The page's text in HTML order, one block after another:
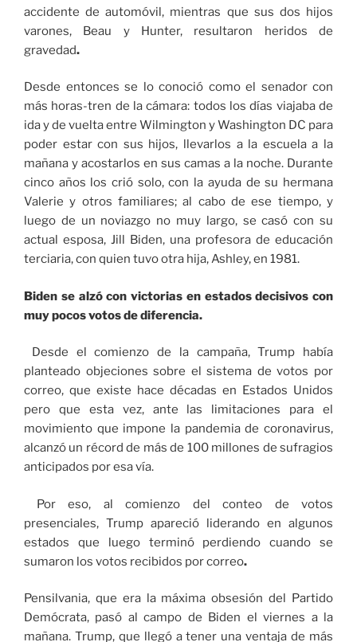
accidente de automóvil, mientras que sus dos hijos
varones, Beau y Hunter, resultaron heridos de
gravedad.
Desde entonces se lo conoció como el senador con
más horas-tren de la cámara: todos los días viajaba de
ida y de vuelta entre Wilmington y Washington DC para
poder estar con sus hijos, llevarlos a la escuela a la
mañana y acostarlos en sus camas a la noche. Durante
cinco años los crió solo, con la ayuda de su hermana
Valerie y otros familiares; al cabo de ese tiempo, y
luego de un noviazgo no muy largo, se casó con su
actual esposa, Jill Biden, una profesora de educación
terciaria, con quien tuvo otra hija, Ashley, en 1981.
Biden se alzó con victorias en estados decisivos con
muy pocos votos de diferencia.
Desde el comienzo de la campaña, Trump había
planteado objeciones sobre el sistema de votos por
correo, que existe hace décadas en Estados Unidos
pero que esta vez, ante las limitaciones para el
movimiento que impone la pandemia de coronavirus,
alcanzó un récord de más de 100 millones de sufragios
anticipados por esa vía.
Por eso, al comienzo del conteo de votos
presenciales, Trump apareció liderando en algunos
estados que luego terminó perdiendo cuando se
sumaron los votos recibidos por correo.
Pensilvania, que era la máxima obsesión del Partido
Demócrata, pasó al campo de Biden el viernes a la
mañana. Trump, que llegó a tener una ventaja de más